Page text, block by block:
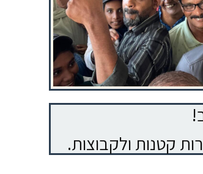
קטנות ולקבוצות